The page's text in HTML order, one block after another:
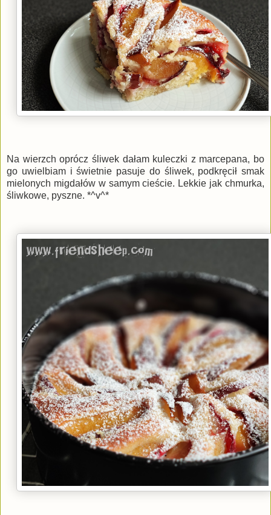
Na wierzch oprócz śliwek dałam kuleczki z marcepana, bo
go uwielbiam i świetnie pasuje do śliwek, podkręcił smak
mielonych migdałów w samym cieście. Lekkie jak chmurka,
śliwkowe, pyszne. *^v^*